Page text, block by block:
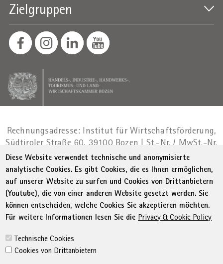
Zielgruppen
Rechnungsadresse: Institut für Wirtschaftsförderung,
Südtiroler Straße 60, 39100 Bozen | St.-Nr. / MwSt.-Nr.
01716880214|administration-
as@bz.legalmail.camcom.it
Menu Footer
© WIFI Impressum Privacy
AGB
Erklärung zur Barrierefreiheit
Sitemap
Transparente Verwaltung
Cookie Policy
Diese Website verwendet technische und anonymisierte
analytische Cookies. Es gibt Cookies, die es Ihnen ermöglichen,
auf unserer Website zu surfen und Cookies von Drittanbietern
(Youtube), die von einer anderen Website gesetzt werden. Sie
können entscheiden, welche Cookies Sie akzeptieren möchten.
Für weitere Informationen lesen Sie die Privacy & Cookie Policy
Technische Cookies
Cookies von Drittanbietern